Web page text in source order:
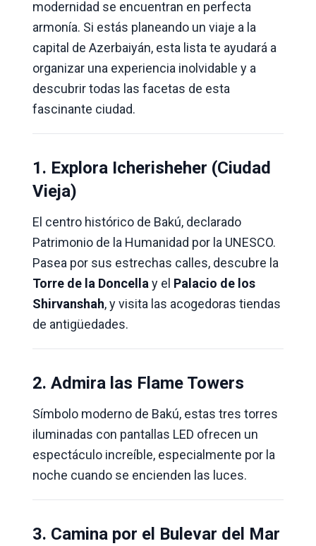
modernidad se encuentran en perfecta
armonía. Si estás planeando un viaje a la
capital de Azerbaiyán, esta lista te ayudará a
organizar una experiencia inolvidable y a
descubrir todas las facetas de esta
fascinante ciudad.
1. Explora Icherisheher (Ciudad
Vieja)
El centro histórico de Bakú, declarado
Patrimonio de la Humanidad por la UNESCO.
Pasea por sus estrechas calles, descubre la
Torre de la Doncella y el Palacio de los
Shirvanshah, y visita las acogedoras tiendas
de antigüedades.
2. Admira las Flame Towers
Símbolo moderno de Bakú, estas tres torres
iluminadas con pantallas LED ofrecen un
espectáculo increíble, especialmente por la
noche cuando se encienden las luces.
3. Camina por el Bulevar del Mar